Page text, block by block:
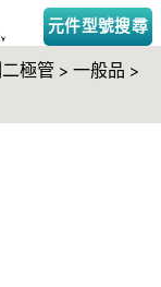
元件型號搜尋
極管 > 一般品 >